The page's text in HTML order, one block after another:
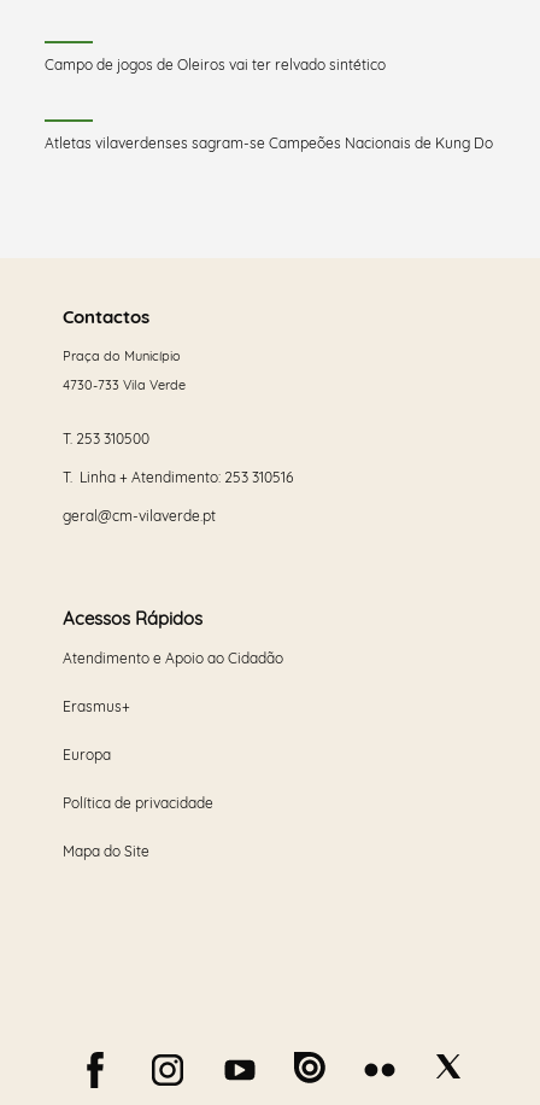
Campo de jogos de Oleiros vai ter relvado sintético
Atletas vilaverdenses sagram-se Campeões Nacionais de Kung Do
maisContactos
Praça do Município
4730-733 Vila Verde
T. 253 310500
T. Linha + Atendimento: 253 310516
geral@cm-vilaverde.pt
Acessos Rápidos
Atendimento e Apoio ao Cidadão
Erasmus+
Europa
Política de privacidade
Mapa do Site